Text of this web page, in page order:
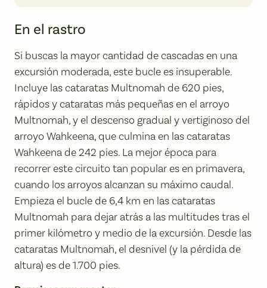
En el rastro
Si buscas la mayor cantidad de cascadas en una
excursión moderada, este bucle es insuperable.
Incluye las cataratas Multnomah de 620 pies,
rápidos y cataratas más pequeñas en el arroyo
Multnomah, y el descenso gradual y vertiginoso del
arroyo Wahkeena, que culmina en las cataratas
Wahkeena de 242 pies. La mejor época para
recorrer este circuito tan popular es en primavera,
cuando los arroyos alcanzan su máximo caudal.
Empieza el bucle de 6,4 km en las cataratas
Multnomah para dejar atrás a las multitudes tras el
primer kilómetro y medio de la excursión. Desde las
cataratas Multnomah, el desnivel (y la pérdida de
altura) es de 1.700 pies.